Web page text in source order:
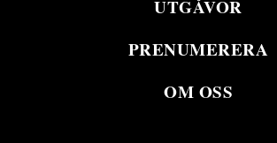
UTGÅVOR
PRENUMERERA
OM OSS